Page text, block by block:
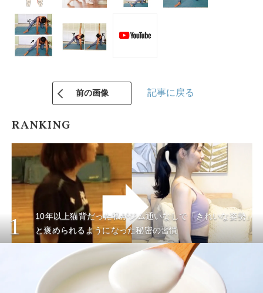
前の画像 記事に戻る
RANKING
1
10年以上猫背だった私がジム通いなしで「きれいな姿勢」
と褒められるようになった秘密の習慣